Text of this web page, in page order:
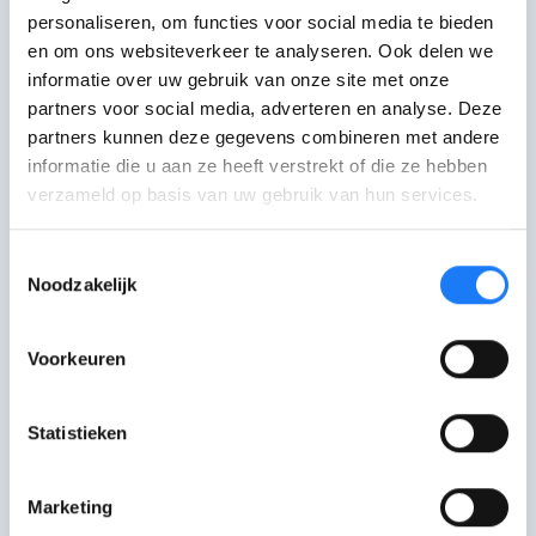
personaliseren, om functies voor social media te bieden
en om ons websiteverkeer te analyseren. Ook delen we
informatie over uw gebruik van onze site met onze
partners voor social media, adverteren en analyse. Deze
partners kunnen deze gegevens combineren met andere
informatie die u aan ze heeft verstrekt of die ze hebben
verzameld op basis van uw gebruik van hun services.
Noodzakelijk
Voorkeuren
Statistieken
Marketing
(Vlaanderen) ofActiris
(Brussel)
en jeberoepsinschakelingstijd
voorbij is.
Nee, jebent ingeschreven via een van
je oudersals je:
Jonger bent dan 25 jaar én:
(of